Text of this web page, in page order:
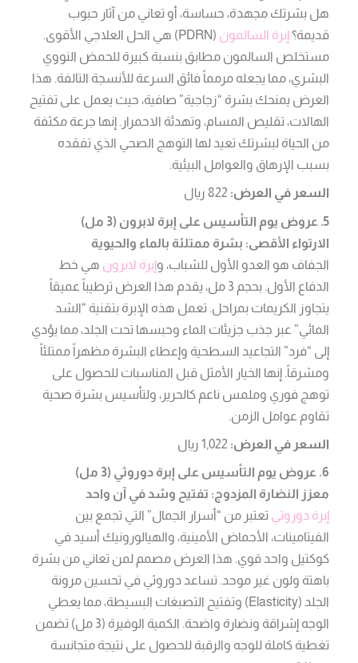
هل بشرتك مجهدة، حساسة، أو تعاني من آثار حبوب
قديمة؟إبرة السالمون
(PDRN) هي الحل العلاجي الأقوى.
مستخلص السالمون مطابق بنسبة كبيرة للحمض النووي
البشري، مما يجعله مرمماً فائق السرعة للأنسجة التالفة. هذا
العرض يمنحك بشرة “زجاجية” صافية، حيث يعمل على تفتيح
الهالات، تقليص المسام، وتهدئة الاحمرار. إنها جرعة مكثفة
من الحياة لبشرتك تعيد لها التوهج الصحي الذي تفقده
بسبب الإرهاق والعوامل البيئية.
السعر في العرض:
5. عروض يوم التأسيس على إبرة لابرون (3 مل)
الارتواء الأقصى: بشرة ممتلئة بالماء والحيوية
الجفاف هو العدو الأول للشباب، وإبرة لابرون هي خط
الدفاع الأول. بحجم 3 مل، يقدم هذا العرض ترطيباً عميقاً
يتجاوز الكريمات بمراحل. تعمل هذه الإبرة بتقنية “الشد
المائي” عبر جذب جزيئات الماء وحبسها تحت الجلد، مما يؤدي
إلى “فرد” التجاعيد السطحية وإعطاء البشرة مظهراً ممتلئاً
ومشرقاً. إنها الخيار الأمثل قبل المناسبات للحصول على
توهج فوري وملمس ناعم كالحرير، ولتأسيس بشرة صحية
تقاوم عوامل الزمن.
السعر في العرض:
6. عروض يوم التأسيس على إبرة دوروثي (3 مل)
معزز النضارة المزدوج: تفتيح وشد في آن واحد
إبرة دوروثي تعتبر من “أسرار الجمال” التي تجمع بين
الفيتامينات، الأحماض الأمينية، والهيالورونيك أسيد في
كوكتيل واحد قوي. هذا العرض مصمم لمن تعاني من بشرة
باهتة ولون غير موحد. تساعد دوروثي في تحسين مرونة
الجلد (Elasticity) وتفتيح التصبغات البسيطة، مما يعطي
الوجه إشراقة ونضارة واضحة. الكمية الوفيرة (3 مل) تضمن
تغطية كاملة للوجه والرقبة للحصول على نتيجة متجانسة